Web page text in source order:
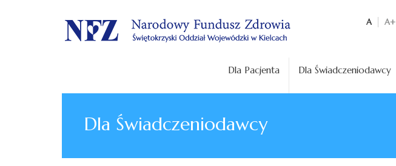
. A A+
Dla Pacjenta Dla Świadczeniodawcy
Dla Świadczeniodawcy